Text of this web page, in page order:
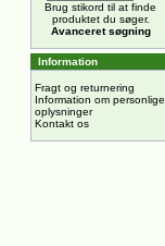
Brug stikord til at finde
produktet du søger.
Avanceret søgning
Information
Fragt og returnering
Information om personlige
oplysninger
Kontakt os